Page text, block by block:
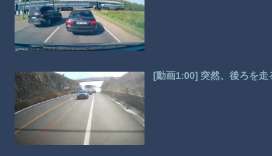
[動画1:00] 突然、後ろを